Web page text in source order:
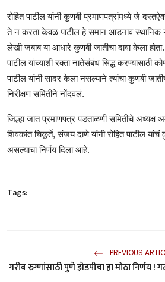
रोहित पाटील यांनी कुणबी प्रमाणपत्रांमध्ये जे
ते न करता केवळ पाटील हे समान आडनाव स्थानिक
लेखी जबाब या आधारे कुणबी जातीचा दावा केला
पाटील यांच्याशी रक्ता नातेसंबंध सिद्ध करण्यासाठी
पाटील यांनी सादर केला नसल्याने त्यांचा कुणबी
निरीक्षण समितीने नोंदवलं.
जिल्हा जात प्रमाणपत्र पडताळणी समितीचे अध्यक्ष
शिवकांत चिकूर्ते, संजय दाणे यांनी रोहित पाटील
असल्याचा निर्णय दिला आहे.
Tags:
PREVIOUS
गरीब रुग्णांसाठी पुणे झेडपीचा हा मोठा निर्णय !